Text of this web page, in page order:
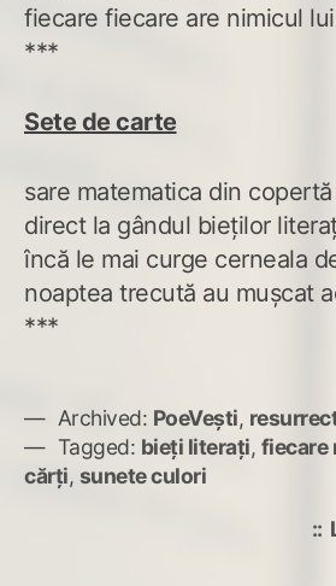
fiecare fiecare are nimicul lui
***
Sete de carte
sare matematica din copertă
direct la gândul bieților
încă le mai curge cerneala
noaptea trecută au mușcat
***
Archived: PoeVești,
Tagged: bieți literați, fiecare
cărți, sunete culori